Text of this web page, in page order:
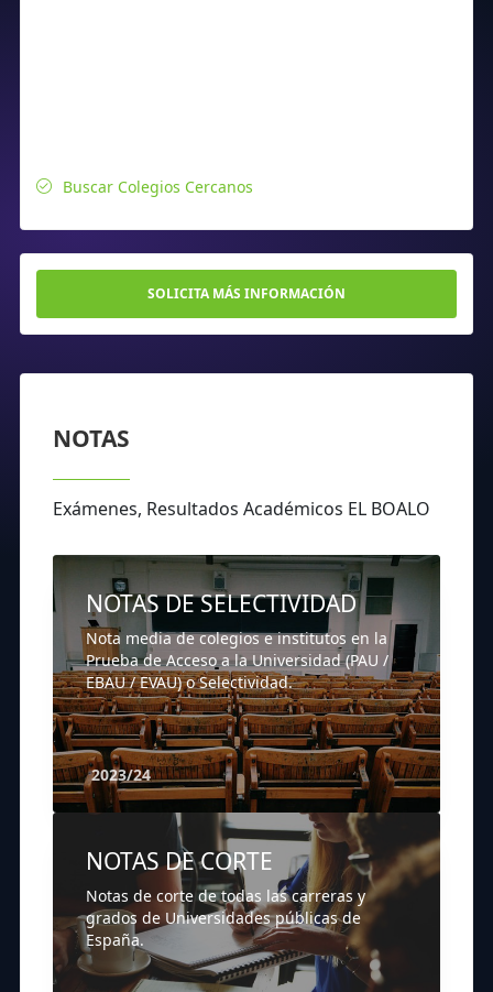
Buscar Colegios Cercanos
SOLICITA MÁS INFORMACIÓN
NOTAS
Exámenes, Resultados Académicos EL BOALO
NOTAS DE SELECTIVIDAD
Nota media de colegios e institutos en la
Prueba de Acceso a la Universidad (PAU /
EBAU / EVAU) o Selectividad.
2023/24
NOTAS DE CORTE
Notas de corte de todas las carreras y
grados de Universidades públicas de
España.